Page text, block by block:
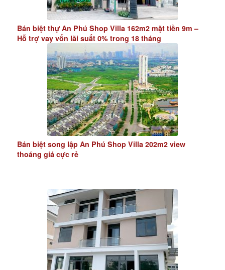
Bán biệt thự An Phú Shop Villa 162m2 mặt tiền 9m –
Hỗ trợ vay vốn lãi suất 0% trong 18 tháng
Bán biệt song lập An Phú Shop Villa 202m2 view
thoáng giá cực rẻ